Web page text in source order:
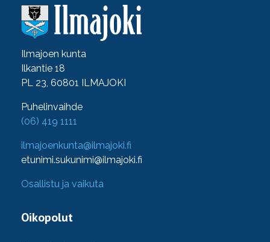
Ilmajoen kunta
Ilkantie 18
PL 23, 60801 ILMAJOKI
Puhelinvaihde
(06) 419 1111
ilmajoenkunta@ilmajoki.fi
etunimi.sukunimi@ilmajoki.fi
Osallistu ja vaikuta
Oikopolut